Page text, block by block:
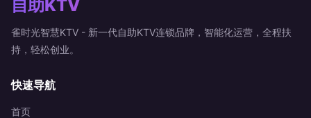
自助KTV
雀时光智慧KTV - 新一代自助KTV连锁品牌，智能化运营，全程扶
持，轻松创业。
快速导航
首页